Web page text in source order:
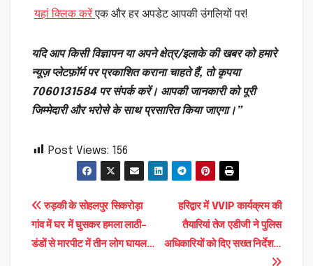
यहां क्लिक करेंएक और हर अपडेट आपकी उंगलियों पर!
यदि आप किसी विज्ञापन या अपने क्षेत्र/इलाके की खबर को हमारे
न्यूज़ प्लेटफ़ॉर्म पर प्रकाशित कराना चाहते हैं, तो कृपया
7060131584 पर संपर्क करें। आपकी जानकारी को पूरी
जिम्मेदारी और भरोसे के साथ प्रसारित किया जाएगा।”
Post Views: 156
Post
navigation
हरिद्वार में VVIP कार्यक्रम की
तैयारियां तेज एडीजी ने पुलिस
अधिकारियों को दिए सख्त निर्देश…
रुड़की के सोहलपुर सिकरोड़ा
गांव में घर में घुसकर हमला लाठी-
डंडों से मारपीट में तीन लोग घायल…